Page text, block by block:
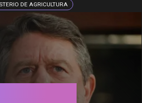
DE AGRICULTURA